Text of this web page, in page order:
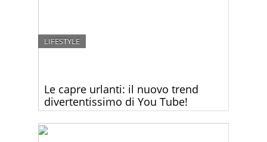
Le capre urlanti: il nuovo trend
divertentissimo di You Tube!
LIFESTYLE
divertente che avete mai visto o sentito – i grandi
successi musicali mixati con il verso delle capre! Da